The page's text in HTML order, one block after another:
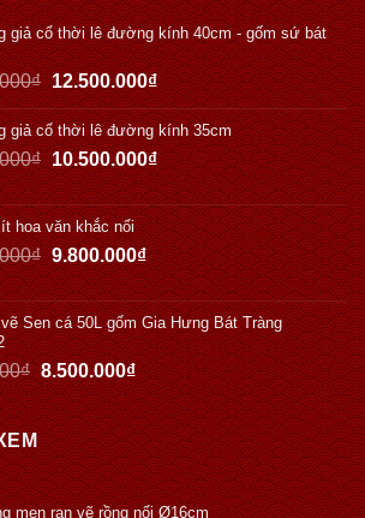
giả cổ thời lê đường kính 40cm - gốm sứ bát
₫ 12.500.000₫
giả cổ thời lê đường kính 35cm
₫ 10.500.000₫
hoa văn khắc nổi
₫ 9.800.000₫
Sen cá 50L gốm Gia Hưng Bát Tràng
₫ 8.500.000₫
men rạn vẽ rồng nổi Ø16cm